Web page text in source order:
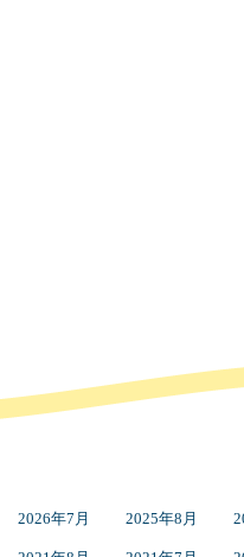
2026年7月 2025年8月